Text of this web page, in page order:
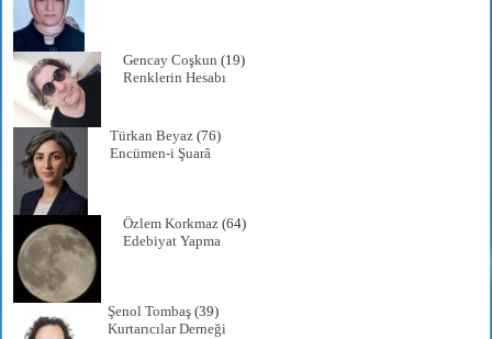
Gencay Coşkun (19)
Renklerin Hesabı
Türkan Beyaz (76)
Encümen-i Şuarâ
Özlem Korkmaz (64)
Edebiyat Yapma
Şenol Tombaş (39)
Kurtarıcılar Derneği